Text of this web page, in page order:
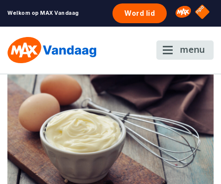
Welkom op MAX Vandaag Word lid Omroep
NPO
menu